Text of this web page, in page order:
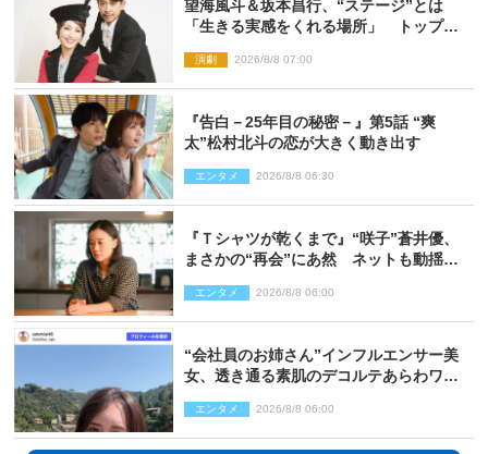
望海風斗＆坂本昌行、“ステージ”とは
「生きる実感をくれる場所」 トップを
演劇 2026/8/8 07:00
『告白－25年目の秘密－』第5話 “爽
太”松村北斗の恋が大きく動き出す
エンタメ 2026/8/8 06:30
『Ｔシャツが乾くまで』“咲子”蒼井優、
まさかの“再会”にあ然 ネットも動揺
レあり）
エンタメ 2026/8/8 06:00
“会社員のお姉さん”インフルエンサー美
女、透き通る素肌のデコルテあらわワン
エンタメ 2026/8/8 06:00